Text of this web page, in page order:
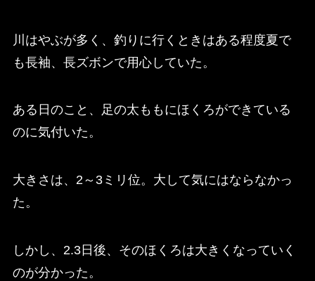
川はやぶが多く、釣りに行くときはある程度夏で
も長袖、長ズボンで用心していた。
ある日のこと、足の太ももにほくろができている
のに気付いた。
大きさは、2～3ミリ位。大して気にはならなかっ
た。
しかし、2.3日後、そのほくろは大きくなっていく
のが分かった。